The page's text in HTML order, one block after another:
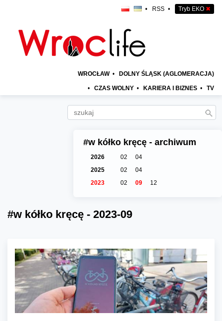
• RSS • Tryb EKO ✖
WROCŁAW • DOLNY ŚLĄSK (AGLOMERACJA)
• CZAS WOLNY • KARIERA I BIZNES • TV
#w kółko kręcę - archiwum
2026 02
04
2025
02
04
2023
02 09 12
#w kółko kręcę - 2023-09